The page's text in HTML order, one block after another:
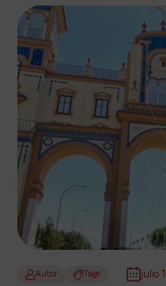
Autor Tags julio